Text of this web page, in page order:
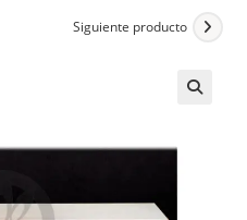
Siguiente producto